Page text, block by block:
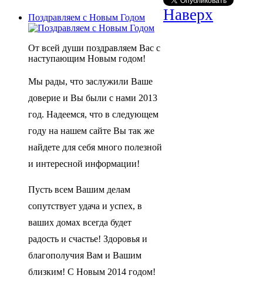
Поздравляем с Новым Годом
От всей души поздравляем Вас с
наступающим Новым годом!
Мы рады, что заслужили Ваше
доверие и Вы были с нами 2013
год. Надеемся, что в следующем
году на нашем сайте Вы так же
найдете для себя много полезной
и интересной информации!
Пусть всем Вашим делам
сопутствует удача и успех, в
ваших домах всегда будет
радость и счастье! Здоровья и
благополучия Вам и Вашим
близким! С Новым 2014 годом!
Наверх